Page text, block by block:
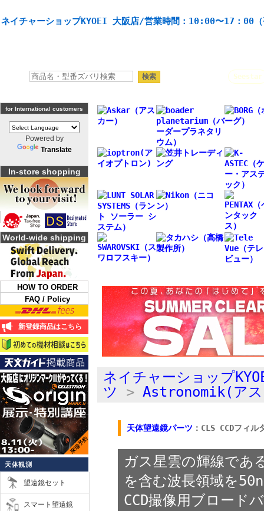
ネイチャーショップKYOEI 大阪店/営業時間：10:00〜17：00（
Seestar
for International customers
Powered by
Translate
In-store shopping
World-wide shipping
HOW TO ORDER
FAQ / Policy
新登録商品はこちら
天体観測
望遠鏡セット
スマート望遠鏡
ネイチャーショップ
ツ
> Astronomik(ア
天体望遠鏡パーツ ：CLS CCDフィル
ガス星雲の輝線であ
を含む波長領域を
CCD撮像用ブロード